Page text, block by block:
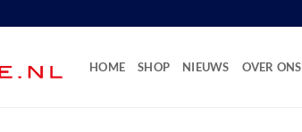
HOME SHOP NIEUWS OVER ONS